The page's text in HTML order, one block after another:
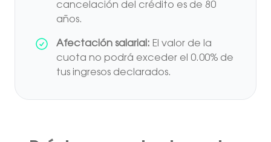
cancelación del crédito es de 80
años.
Afectación salarial: El valor de la
cuota no podrá exceder el 0.00% de
tus ingresos declarados.